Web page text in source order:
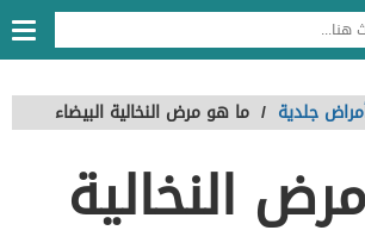
جلدية / ما هو مرض النخالية البيضاء
النخالية